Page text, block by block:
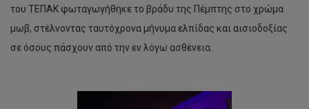
του ΤΕΠΑΚ φωταγωγήθηκε το βράδυ της Πέμπτης στο χρώμα
μωβ, στέλνοντας ταυτόχρονα μήνυμα ελπίδας και αισιοδοξίας
σε όσους πάσχουν από την εν λόγω ασθένεια.